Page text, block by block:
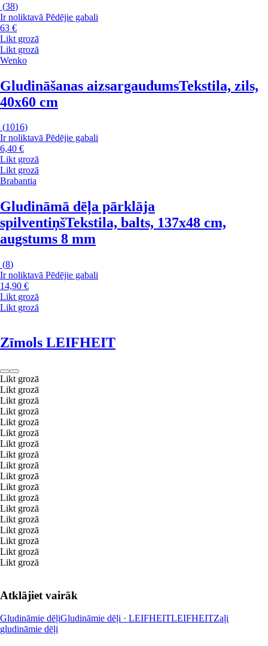
(38)
Ir noliktavā Pēdējie gabali
63 €
Likt grozā
Likt grozā
Wenko
Gludināšanas aizsargaudumsTekstila, zils,
40x60 cm
(1016)
Ir noliktavā Pēdējie gabali
6,40 €
Likt grozā
Likt grozā
Brabantia
Gludināmā dēļa pārklāja
spilventiņšTekstila, balts, 137x48 cm,
augstums 8 mm
(8)
Ir noliktavā Pēdējie gabali
14,90 €
Likt grozā
Likt grozā
Zīmols LEIFHEIT
Likt grozā
Likt grozā
Likt grozā
Likt grozā
Likt grozā
Likt grozā
Likt grozā
Likt grozā
Likt grozā
Likt grozā
Likt grozā
Likt grozā
Likt grozā
Likt grozā
Likt grozā
Likt grozā
Likt grozā
Likt grozā
Atklājiet vairāk
Gludināmie dēļiGludināmie dēļi · LEIFHEITLEIFHEITZaļi
gludināmie dēļi